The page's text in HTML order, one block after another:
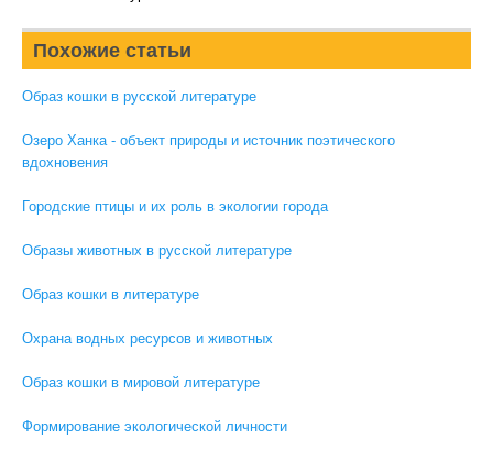
Похожие статьи
Образ кошки в русской литературе
Озеро Ханка - объект природы и источник поэтического
вдохновения
Городские птицы и их роль в экологии города
Образы животных в русской литературе
Образ кошки в литературе
Охрана водных ресурсов и животных
Образ кошки в мировой литературе
Формирование экологической личности